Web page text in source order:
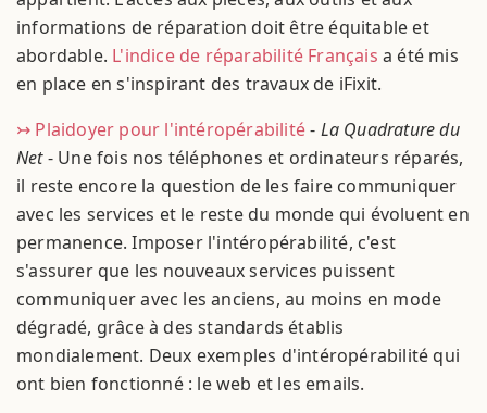
informations de réparation doit être équitable et
abordable. L'indice de réparabilité Français a été mis
en place en s'inspirant des travaux de iFixit.
↣ Plaidoyer pour l'intéropérabilité- La Quadrature du
Net- Une fois nos téléphones et ordinateurs réparés,
il reste encore la question de les faire communiquer
avec les services et le reste du monde qui évoluent en
permanence. Imposer l'intéropérabilité, c'est
s'assurer que les nouveaux services puissent
communiquer avec les anciens, au moins en mode
dégradé, grâce à des standards établis
mondialement. Deux exemples d'intéropérabilité qui
ont bien fonctionné : le web et les emails.